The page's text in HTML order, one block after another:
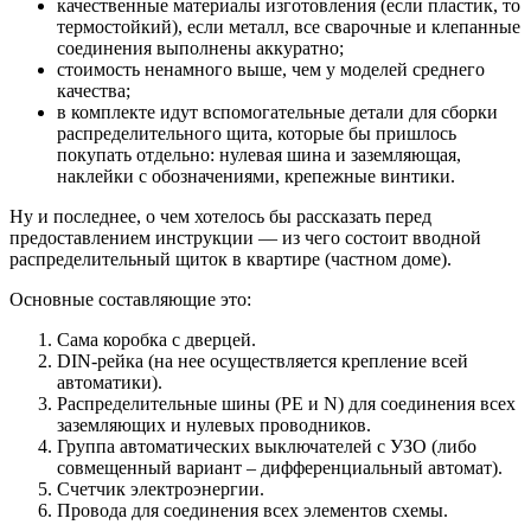
качественные материалы изготовления (если пластик, то
термостойкий), если металл, все сварочные и клепанные
соединения выполнены аккуратно;
стоимость ненамного выше, чем у моделей среднего
качества;
в комплекте идут вспомогательные детали для сборки
распределительного щита, которые бы пришлось
покупать отдельно: нулевая шина и заземляющая,
наклейки с обозначениями, крепежные винтики.
Ну и последнее, о чем хотелось бы рассказать перед
предоставлением инструкции — из чего состоит вводной
распределительный щиток в квартире (частном доме).
Основные составляющие это:
Сама коробка с дверцей.
DIN-рейка (на нее осуществляется крепление всей
автоматики).
Распределительные шины (PE и N) для соединения всех
заземляющих и нулевых проводников.
Группа автоматических выключателей с УЗО (либо
совмещенный вариант – дифференциальный автомат).
Счетчик электроэнергии.
Провода для соединения всех элементов схемы.